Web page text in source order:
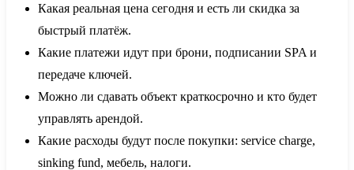
Какая реальная цена сегодня и есть ли скидка за
быстрый платёж.
Какие платежи идут при брони, подписании SPA и
передаче ключей.
Можно ли сдавать объект краткосрочно и кто будет
управлять арендой.
Какие расходы будут после покупки: service charge,
sinking fund, мебель, налоги.